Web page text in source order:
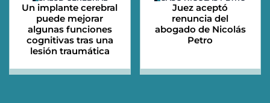
Un implante cerebral
puede mejorar
algunas funciones
cognitivas tras una
lesión traumática
Juez aceptó
renuncia del
abogado de Nicolás
Petro